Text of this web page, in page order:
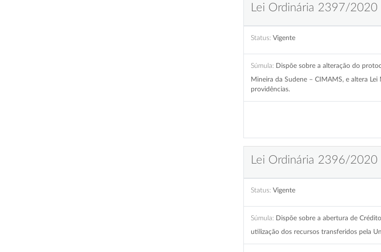
Lei Ordinária 2397/2020
Status: Vigente
Súmula: Dispõe sobre a alteração do
Mineira da Sudene – CIMAMS, e altera
providências.
Lei Ordinária 2396/2020
Status: Vigente
Súmula: Dispõe sobre a abertura de
utilização dos recursos transferidos pela